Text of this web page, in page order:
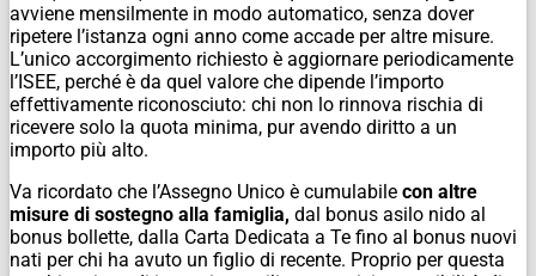
avviene mensilmente in modo automatico, senza dover
ripetere l’istanza ogni anno come accade per altre misure.
L’unico accorgimento richiesto è aggiornare periodicamente
l’ISEE, perché è da quel valore che dipende l’importo
effettivamente riconosciuto: chi non lo rinnova rischia di
ricevere solo la quota minima, pur avendo diritto a un
importo più alto.
Va ricordato che l’Assegno Unico è cumulabile con altre
misure di sostegno alla famiglia, dal bonus asilo nido al
bonus bollette, dalla Carta Dedicata a Te fino al bonus nuovi
nati per chi ha avuto un figlio di recente. Proprio per questa